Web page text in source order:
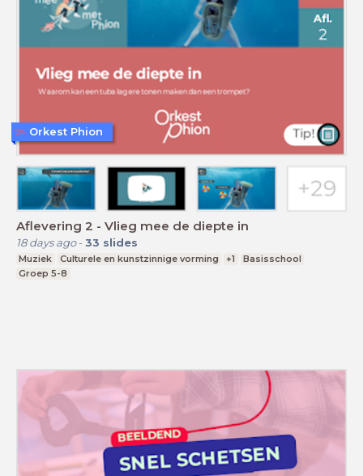
Aflevering 2 - Vlieg mee de diepte in
18 days ago- 33 slides
Muziek Culturele en kunstzinnige vorming +1
Basisschool
Groep 5-8
Orkest Phion